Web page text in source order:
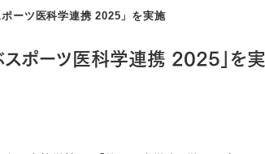
ーツ医科学連携 2025」を実施
ポーツ医科学連携 2025」を実